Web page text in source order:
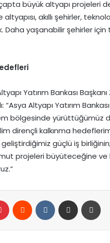
büyük altyapı projeleri
akıllı şehirler,
yaşanabilir şehirler için
Yatırım Bankası
Altyapı Yatırım
bölgesinde yürüttüğümüz
dirençli kalkınma
geliştirdiğimiz güçlü iş
projeleri büyüteceğine
Pinterest Reddit VKontakteE-Posta ile paylaş